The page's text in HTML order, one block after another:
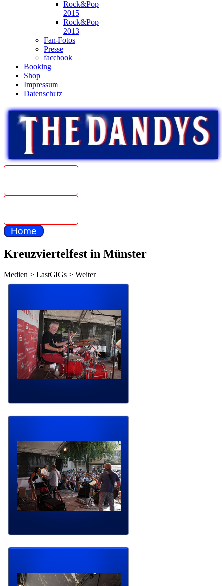
Rock&Pop
2015
Rock&Pop
2013
Fan-Fotos
Presse
facebook
Booking
Shop
Impressum
Datenschutz
Home
Kreuzviertelfest in Münster
Medien > LastGIGs > Weiter